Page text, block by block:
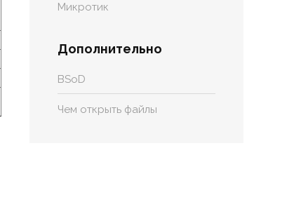
Микротик
Дополнительно
BSoD
Чем открыть файлы